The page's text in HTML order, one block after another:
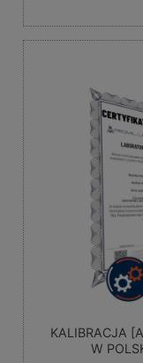
KALIBRACJA
W